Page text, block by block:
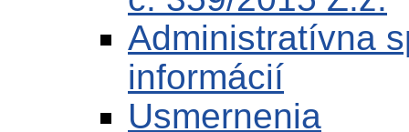
Administratívna
informácií
Usmernenia